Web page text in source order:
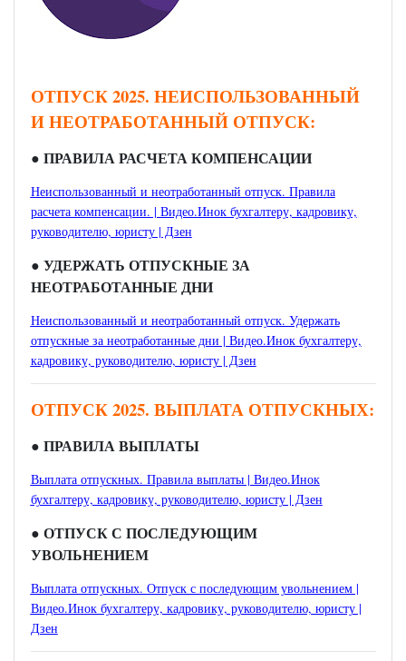
ОТПУСК 2025. НЕИСПОЛЬЗОВАННЫЙ
И НЕОТРАБОТАННЫЙ ОТПУСК:
● ПРАВИЛА РАСЧЕТА КОМПЕНСАЦИИ
Неиспользованный и неотработанный отпуск. Правила
расчета компенсации. | Видео.Инок бухгалтеру, кадровику,
руководителю, юристу | Дзен
● УДЕРЖАТЬ ОТПУСКНЫЕ ЗА
НЕОТРАБОТАННЫЕ ДНИ
Неиспользованный и неотработанный отпуск. Удержать
отпускные за неотработанные дни | Видео.Инок бухгалтеру,
кадровику, руководителю, юристу | Дзен
ОТПУСК 2025. ВЫПЛАТА ОТПУСКНЫХ:
● ПРАВИЛА ВЫПЛАТЫ
Выплата отпускных. Правила выплаты | Видео.Инок
бухгалтеру, кадровику, руководителю, юристу | Дзен
● ОТПУСК С ПОСЛЕДУЮЩИМ
УВОЛЬНЕНИЕМ
Выплата отпускных. Отпуск с последующим увольнением |
Видео.Инок бухгалтеру, кадровику, руководителю, юристу |
Дзен